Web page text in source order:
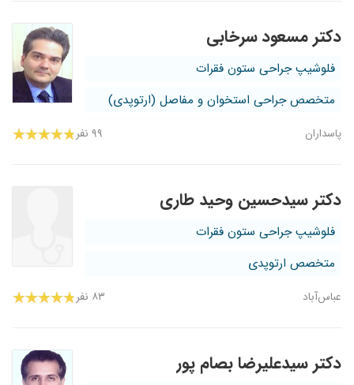
دکتر مسعود سرخابی
فلوشیپ جراحی ستون فقرات
متخصص جراحی استخوان و مفاصل (ارتوپدی)
پاسداران ۹۹ نفر
دکتر سیدحسین وحید طاری
فلوشیپ جراحی ستون فقرات
متخصص ارتوپدی
عباس‌آباد ۸۳ نفر
دکتر سیدعلیرضا بصام پور